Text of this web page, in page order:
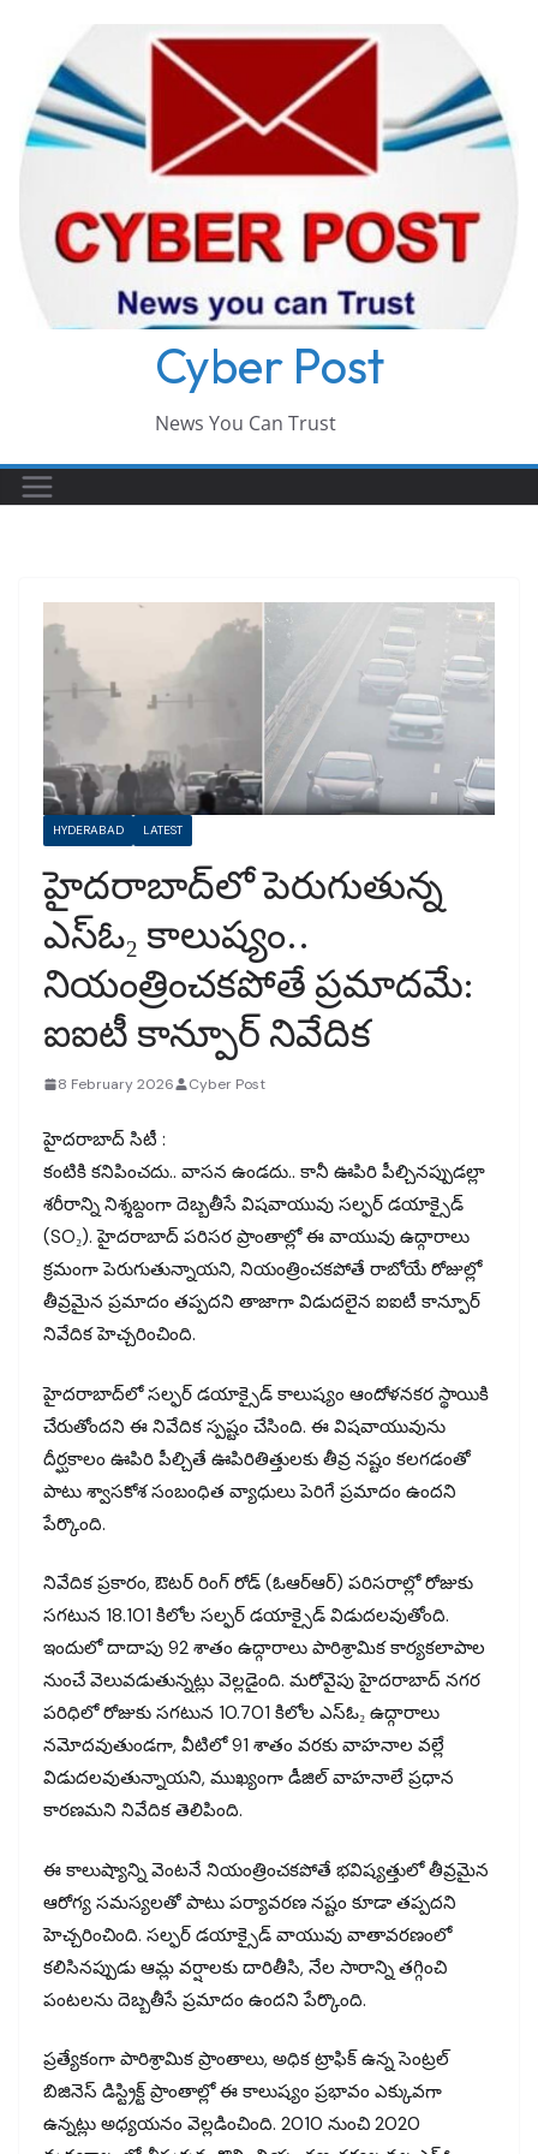
content
Cyber Post
News You Can Trust
HYDERABAD LATEST
హైదరాబాద్‌లో పెరుగుతున్న
ఎస్ఓ₂ కాలుష్యం..
నియంత్రించకపోతే ప్రమాదమే:
ఐఐటీ కాన్పూర్ నివేదిక
8 February 2026 Cyber Post
హైదరాబాద్ సిటీ :
కంటికి కనిపించదు.. వాసన ఉండదు.. కానీ ఊపిరి పీల్చినప్పుడల్లా
శరీరాన్ని నిశ్శబ్దంగా దెబ్బతీసే విషవాయువు సల్ఫర్ డయాక్సైడ్
(SO₂). హైదరాబాద్ పరిసర ప్రాంతాల్లో ఈ వాయువు ఉద్గారాలు
క్రమంగా పెరుగుతున్నాయని, నియంత్రించకపోతే రాబోయే రోజుల్లో
తీవ్రమైన ప్రమాదం తప్పదని తాజాగా విడుదలైన ఐఐటీ కాన్పూర్
నివేదిక హెచ్చరించింది.
హైదరాబాద్‌లో సల్ఫర్ డయాక్సైడ్ కాలుష్యం ఆందోళనకర స్థాయికి
చేరుతోందని ఈ నివేదిక స్పష్టం చేసింది. ఈ విషవాయువును
దీర్ఘకాలం ఊపిరి పీల్చితే ఊపిరితిత్తులకు తీవ్ర నష్టం కలగడంతో
పాటు శ్వాసకోశ సంబంధిత వ్యాధులు పెరిగే ప్రమాదం ఉందని
పేర్కొంది.
నివేదిక ప్రకారం, ఔటర్ రింగ్ రోడ్ (ఓఆర్ఆర్) పరిసరాల్లో రోజుకు
సగటున 18.101 కిలోల సల్ఫర్ డయాక్సైడ్ విడుదలవుతోంది.
ఇందులో దాదాపు 92 శాతం ఉద్గారాలు పారిశ్రామిక కార్యకలాపాల
నుంచే వెలువడుతున్నట్లు వెల్లడైంది. మరోవైపు హైదరాబాద్ నగర
పరిధిలో రోజుకు సగటున 10.701 కిలోల ఎస్ఓ₂ ఉద్గారాలు
నమోదవుతుండగా, వీటిలో 91 శాతం వరకు వాహనాల వల్లే
విడుదలవుతున్నాయని, ముఖ్యంగా డీజిల్ వాహనాలే ప్రధాన
కారణమని నివేదిక తెలిపింది.
ఈ కాలుష్యాన్ని వెంటనే నియంత్రించకపోతే భవిష్యత్తులో తీవ్రమైన
ఆరోగ్య సమస్యలతో పాటు పర్యావరణ నష్టం కూడా తప్పదని
హెచ్చరించింది. సల్ఫర్ డయాక్సైడ్ వాయువు వాతావరణంలో
కలిసినప్పుడు ఆమ్ల వర్షాలకు దారితీసి, నేల సారాన్ని తగ్గించి
పంటలను దెబ్బతీసే ప్రమాదం ఉందని పేర్కొంది.
ప్రత్యేకంగా పారిశ్రామిక ప్రాంతాలు, అధిక ట్రాఫిక్ ఉన్న సెంట్రల్
బిజినెస్ డిస్ట్రిక్ట్ ప్రాంతాల్లో ఈ కాలుష్యం ప్రభావం ఎక్కువగా
ఉన్నట్లు అధ్యయనం వెల్లడించింది. 2010 నుంచి 2020